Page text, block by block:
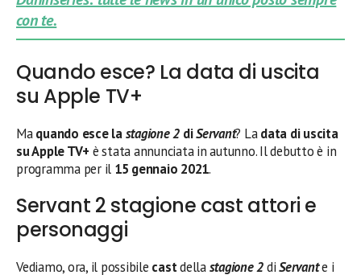
con te.
Quando esce? La data di uscita
su Apple TV+
Maquando esce lastagione 2 diServant? Ladata di uscita
su Apple TV+ è stata annunciata in autunno. Il debutto è in
programma per il 15 gennaio 2021.
Servant 2 stagione cast attori e
personaggi
Vediamo, ora, il possibile castdellastagione 2diServante i